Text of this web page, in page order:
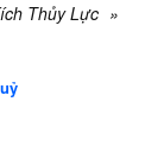
Thủy Lực »